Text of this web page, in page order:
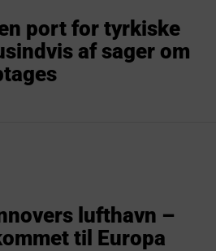
port for tyrkiske
af sager om
lufthavn –
til Europa